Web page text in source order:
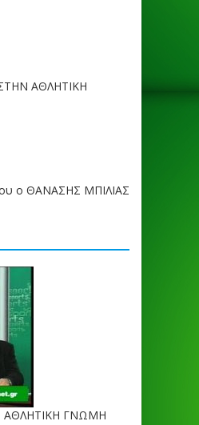
ΑΘΛΗΤΙΚΗ
ο ΘΑΝΑΣΗΣ ΜΠΙΛΙΑΣ
ΑΘΛΗΤΙΚΗ ΓΝΩΜΗ